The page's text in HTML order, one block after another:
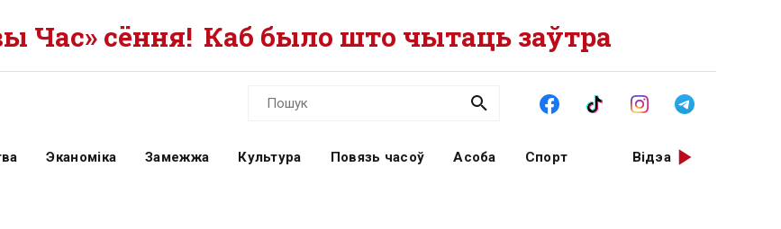
Час» сёння! Каб было што чытаць заўтра
Эканоміка Замежжа Культура Повязь часоў Асоба Спорт Відэа